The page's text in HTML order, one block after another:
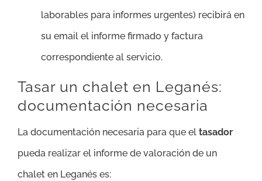
laborables para informes urgentes) recibirá en
su email el informe firmado y factura
correspondiente al servicio.
Tasar un chalet en Leganés:
documentación necesaria
La documentación necesaria para que el tasador
pueda realizar el informe de valoración de un
chalet en Leganés es: